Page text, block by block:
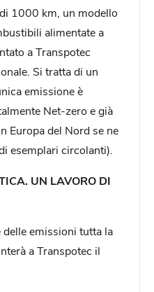
1000 km, un modello
alimentate a
a Transpotec
Si tratta di un
emissione è
Net-zero e già
Europa del Nord se ne
esemplari circolanti).
UN LAVORO DI
emissioni tutta la
a Transpotec il